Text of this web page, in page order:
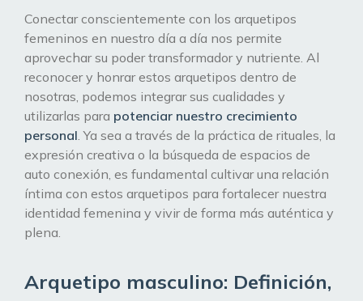
Conectar conscientemente con los arquetipos
femeninos en nuestro día a día nos permite
aprovechar su poder transformador y nutriente. Al
reconocer y honrar estos arquetipos dentro de
nosotras, podemos integrar sus cualidades y
utilizarlas para potenciar nuestro crecimiento
personal. Ya sea a través de la práctica de rituales, la
expresión creativa o la búsqueda de espacios de
auto conexión, es fundamental cultivar una relación
íntima con estos arquetipos para fortalecer nuestra
identidad femenina y vivir de forma más auténtica y
plena.
Arquetipo masculino: Definición,